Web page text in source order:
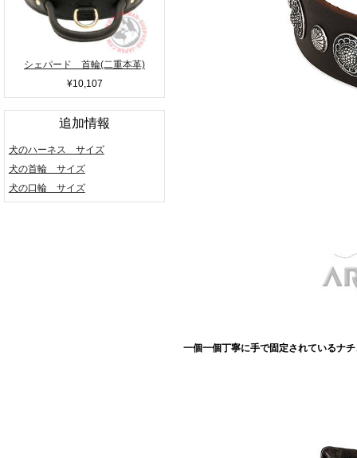
シェパード 首輪(二重本革)
¥10,107
追加情報
犬のハーネス サイズ
犬の首輪 サイズ
犬の口輪 サイズ
一個一個丁寧に手で固定されているナ